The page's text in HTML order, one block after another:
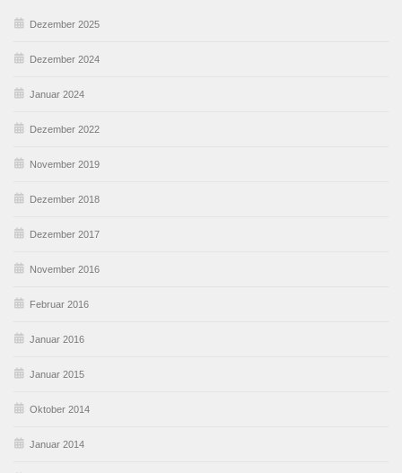
Dezember 2025
Dezember 2024
Januar 2024
Dezember 2022
November 2019
Dezember 2018
Dezember 2017
November 2016
Februar 2016
Januar 2016
Januar 2015
Oktober 2014
Januar 2014